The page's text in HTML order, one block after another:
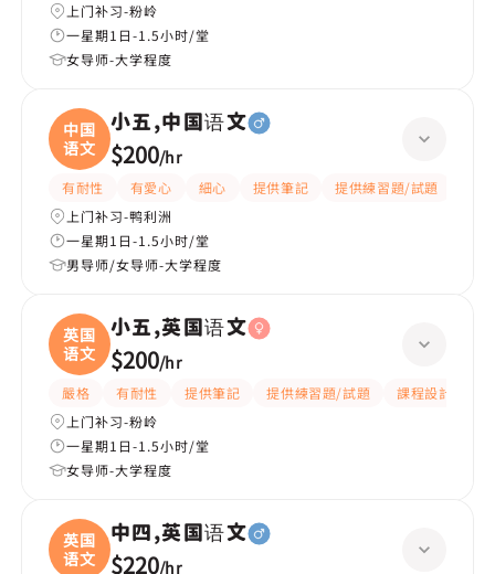
上门补习-粉岭
一星期1日-1.5小时/堂
女导师-大学程度
中国
语文
小五,中国语文
$200/hr
有耐性 有愛心 細心 提供筆記 提供練習題/試題
上门补习-鸭利洲
一星期1日-1.5小时/堂
男导师/女导师-大学程度
英国
语文
小五,英国语文
$200/hr
嚴格 有耐性 提供筆記 提供練習題/試題 課程設計
上门补习-粉岭
一星期1日-1.5小时/堂
女导师-大学程度
英国
语文
中四,英国语文
$220/hr